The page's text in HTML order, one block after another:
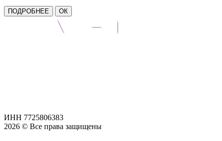
ПОДРОБНЕЕ ОК
ИНН 7725806383
2026 © Все права защищены